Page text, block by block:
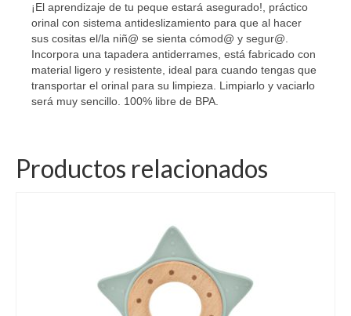
¡El aprendizaje de tu peque estará asegurado!, práctico
orinal con sistema antideslizamiento para que al hacer
sus cositas el/la niñ@ se sienta cómod@ y segur@.
Incorpora una tapadera antiderrames, está fabricado con
material ligero y resistente, ideal para cuando tengas que
transportar el orinal para su limpieza. Limpiarlo y vaciarlo
será muy sencillo. 100% libre de BPA.
Productos relacionados